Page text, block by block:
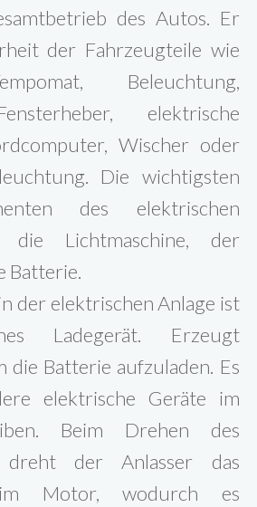
des Autos. Er
der Fahrzeugteile wie
Beleuchtung,
elektrische
Wischer oder
Die wichtigsten
des elektrischen
die Lichtmaschine, der
Batterie.
der elektrischen Anlage ist
Ladegerät. Erzeugt
die Batterie aufzuladen. Es
elektrische Geräte im
Beim Drehen des
dreht der Anlasser das
im Motor, wodurch es